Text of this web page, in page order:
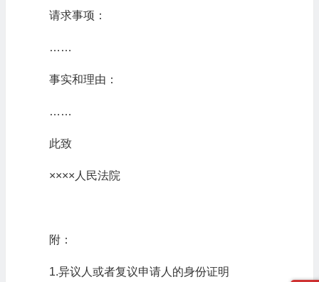
请求事项：
……
事实和理由：
……
此致
××××人民法院
附：
1.异议人或者复议申请人的身份证明